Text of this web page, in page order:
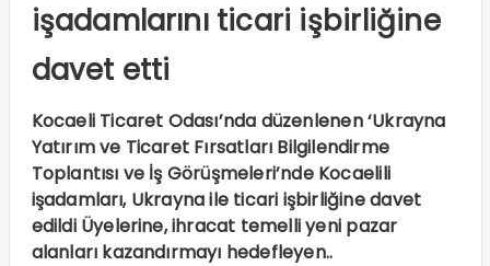
işadamlarını ticari işbirliğine
davet etti
Kocaeli Ticaret Odası’nda düzenlenen ‘Ukrayna
Yatırım ve Ticaret Fırsatları Bilgilendirme
Toplantısı ve İş Görüşmeleri’nde Kocaelili
işadamları, Ukrayna ile ticari işbirliğine davet
edildi Üyelerine, ihracat temelli yeni pazar
alanları kazandırmayı hedefleyen..